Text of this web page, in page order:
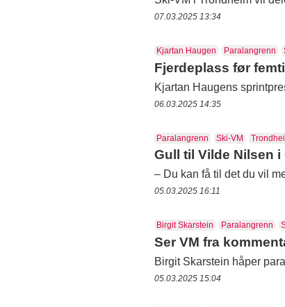
07.03.2025 13:34
Kjartan Haugen Paralangrenn
Fjerdeplass før
Kjartan Haugens
06.03.2025 14:35
Paralangrenn Ski-VM
Gull til Vilde Nilsen i
– Du kan få til det du vil
05.03.2025 16:11
Birgit Skarstein Paralangrenn
Ser VM fra
Birgit Skarstein håper
05.03.2025 15:04